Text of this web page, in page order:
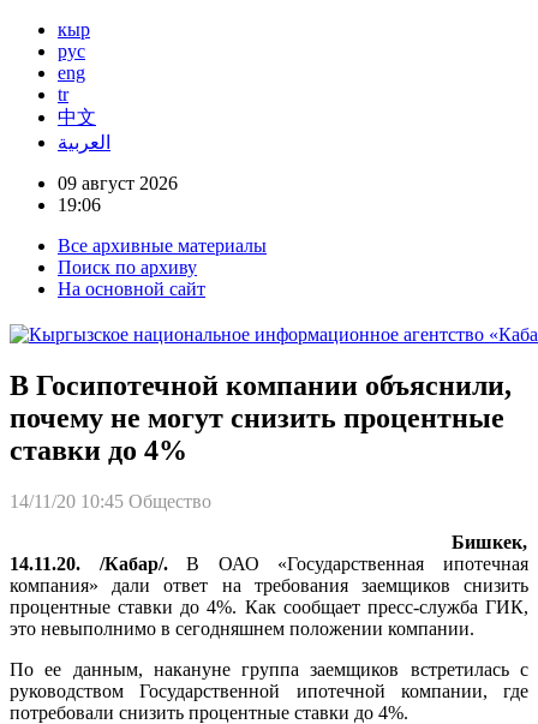
кыр
рус
eng
tr
中文
العربية
09 август 2026
19:06
Все архивные материалы
Поиск по архиву
На основной сайт
В Госипотечной компании объяснили,
почему не могут снизить процентные
ставки до 4%
14/11/20 10:45 Общество
Бишкек,
14.11.20. /Кабар/.В ОАО «Государственная ипотечная
компания» дали ответ на требования заемщиков снизить
процентные ставки до 4%. Как сообщает пресс-служба ГИК,
это невыполнимо в сегодняшнем положении компании.
По ее данным, накануне группа заемщиков встретилась с
руководством Государственной ипотечной компании, где
потребовали снизить процентные ставки до 4%.